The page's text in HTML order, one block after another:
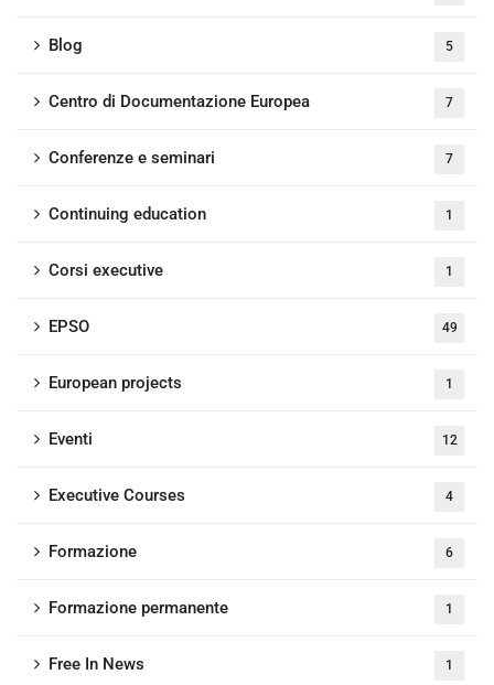
Blog 5
Centro di Documentazione Europea 7
Conferenze e seminari 7
Continuing education 1
Corsi executive 1
EPSO 49
European projects 1
Eventi 12
Executive Courses 4
Formazione 6
Formazione permanente 1
Free In News 1